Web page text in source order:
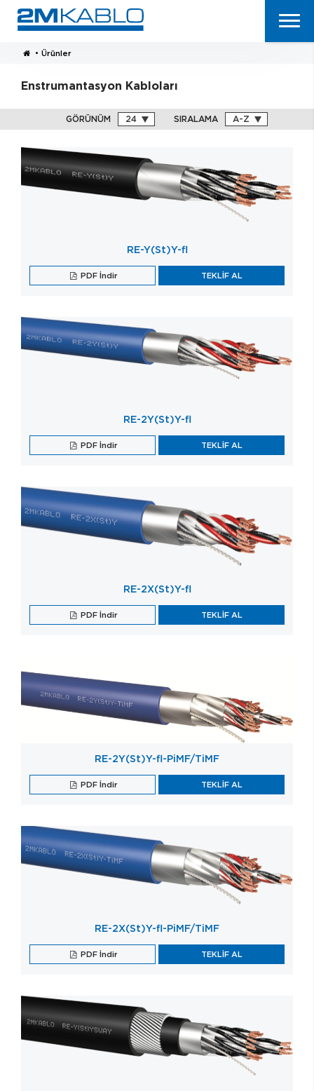
• Ürünler
Enstrumantasyon Kabloları
GÖRÜNÜM SIRALAMA
RE-Y(St)Y-fl
PDF İndir TEKLİF AL
RE-2Y(St)Y-fl
PDF İndir TEKLİF AL
RE-2X(St)Y-fl
PDF İndir TEKLİF AL
RE-2Y(St)Y-fl-PiMF/TiMF
PDF İndir TEKLİF AL
RE-2X(St)Y-fl-PiMF/TiMF
PDF İndir TEKLİF AL